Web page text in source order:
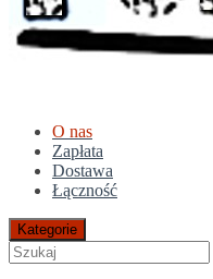
O nas
Zapłata
Dostawa
Łączność
Kategorie